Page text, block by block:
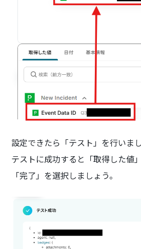
設定できたら「テスト」を行いまし
テストに成功すると「取得した値
「完了」を選択しましょう。